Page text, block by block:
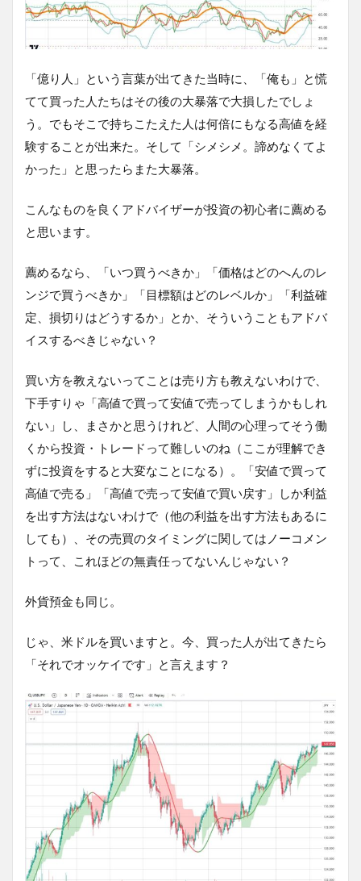
「億り人」という言葉が出てきた当時に、「俺も」と慌
てて買った人たちはその後の大暴落で大損したでしょ
う。でもそこで持ちこたえた人は何倍にもなる高値を経
験することが出来た。そして「シメシメ。諦めなくてよ
かった」と思ったらまた大暴落。
こんなものを良くアドバイザーが投資の初心者に薦める
と思います。
薦めるなら、「いつ買うべきか」「価格はどのへんのレ
ンジで買うべきか」「目標額はどのレベルか」「利益確
定、損切りはどうするか」とか、そういうこともアドバ
イスするべきじゃない？
買い方を教えないってことは売り方も教えないわけで、
下手すりゃ「高値で買って安値で売ってしまうかもしれ
ない」し、まさかと思うけれど、人間の心理ってそう働
くから投資・トレードって難しいのね（ここが理解でき
ずに投資をすると大変なことになる）。「安値で買って
高値で売る」「高値で売って安値で買い戻す」しか利益
を出す方法はないわけで（他の利益を出す方法もあるに
しても）、その売買のタイミングに関してはノーコメン
トって、これほどの無責任ってないんじゃない？
外貨預金も同じ。
じゃ、米ドルを買いますと。今、買った人が出てきたら
「それでオッケイです」と言えます？